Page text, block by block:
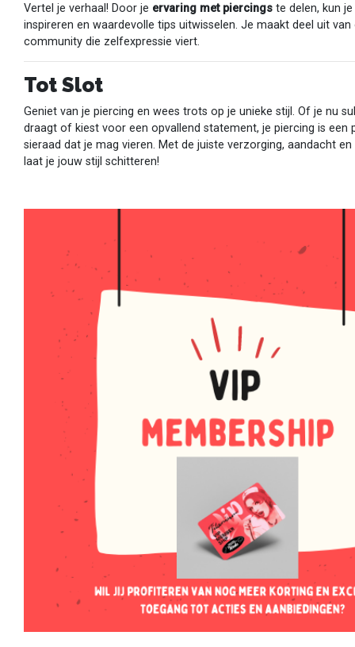
Vertel je verhaal! Door je ervaring met piercings te delen, kun
inspireren en waardevolle tips uitwisselen. Je maakt deel uit van
community die zelfexpressie viert.
Tot Slot
Geniet van je piercing en wees trots op je unieke stijl. Of je nu
draagt of kiest voor een opvallend statement, je piercing is een
sieraad dat je mag vieren. Met de juiste verzorging, aandacht
laat je jouw stijl schitteren!